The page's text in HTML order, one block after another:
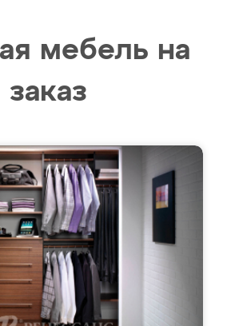
мебель на
заказ